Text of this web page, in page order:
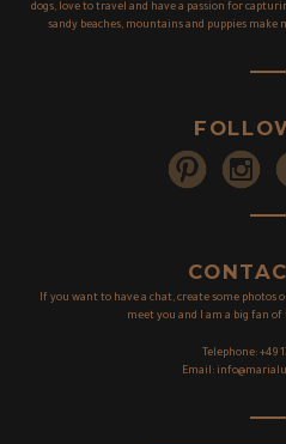
dogs, love to travel and have a passion for
sandy beaches, mountains and puppies make
If you want to have a chat, create some
meet you and I am a big fan
Telephone: +49
Email: